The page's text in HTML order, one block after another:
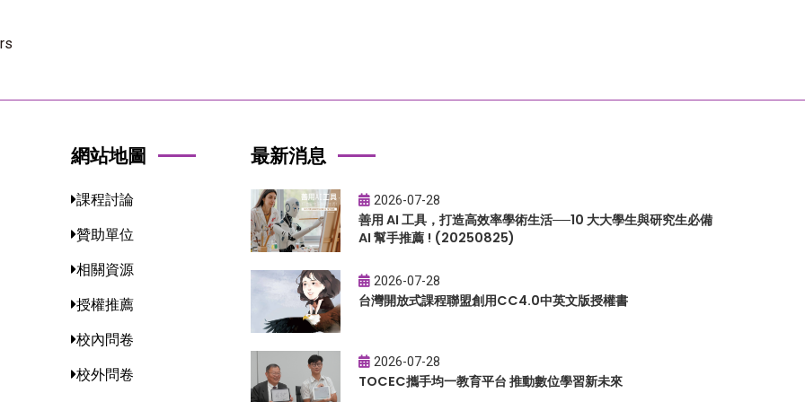
網站地圖
課程討論
贊助單位
相關資源
授權推薦
校內問卷
校外問卷
最新消息
2026-07-28
善用 AI 工具，打造高效率學術生活──10 大大學生與研究生必備
AI 幫手推薦 ! (20250825)
2026-07-28
台灣開放式課程聯盟創用CC4.0中英文版授權書
2026-07-28
TOCEC攜手均一教育平台 推動數位學習新未來